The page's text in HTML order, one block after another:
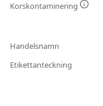
Korskontaminering
Handelsnamn
Etikettanteckning